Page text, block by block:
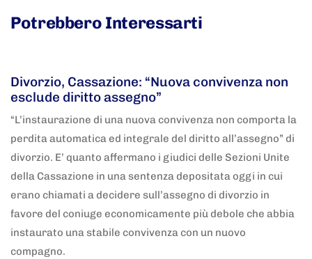
Potrebbero Interessarti
Divorzio, Cassazione: “Nuova convivenza non
esclude diritto assegno”
“L’instaurazione di una nuova convivenza non comporta la
perdita automatica ed integrale del diritto all’assegno” di
divorzio. E’ quanto affermano i giudici delle Sezioni Unite
della Cassazione in una sentenza depositata oggi in cui
erano chiamati a decidere sull’assegno di divorzio in
favore del coniuge economicamente più debole che abbia
instaurato una stabile convivenza con un nuovo
compagno.